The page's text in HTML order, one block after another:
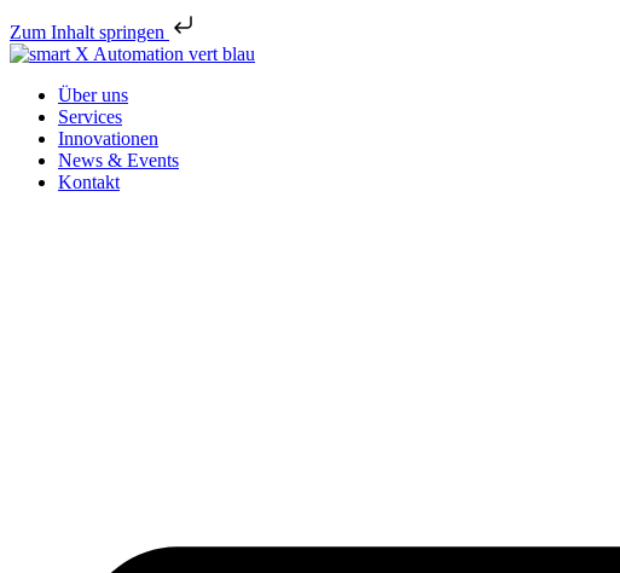
Zum Inhalt springen
Über uns
Services
Innovationen
News & Events
Kontakt